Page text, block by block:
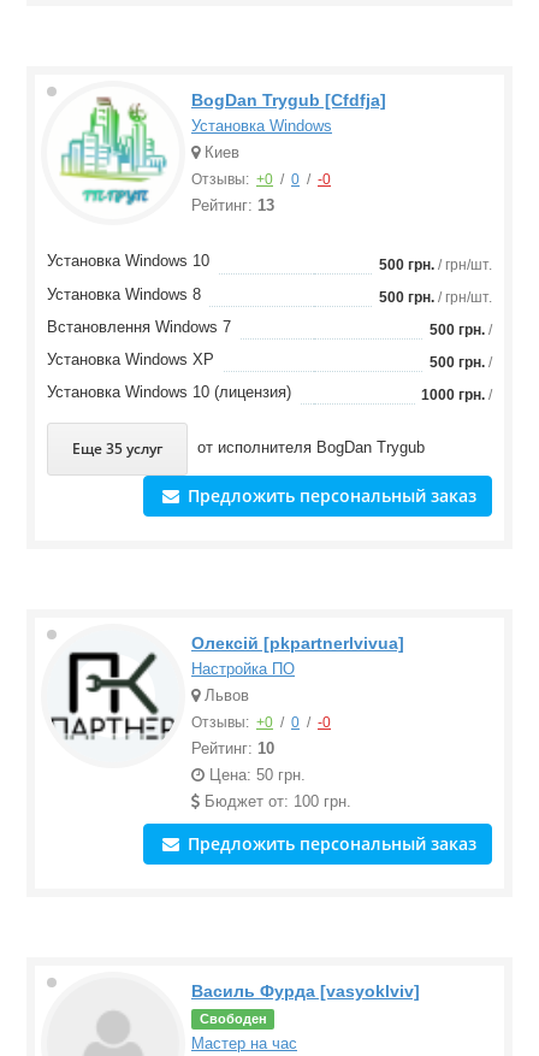
BogDan Trygub [Cfdfja]
Установка Windows
Киев
Отзывы: +0 / 0 / -0
Рейтинг: 13
Установка Windows 10 500 грн. / грн/шт.
Установка Windows 8 500 грн. / грн/шт.
Встановлення Windows 7 500 грн. /
Установка Windows XP 500 грн. /
Установка Windows 10 (лицензия) 1000 грн. /
Еще 35 услуг от исполнителя BogDan Trygub
Предложить персональный заказ
Олексій [pkpartnerlvivua]
Настройка ПО
Львов
Отзывы: +0 / 0 / -0
Рейтинг: 10
Цена: 50 грн.
Бюджет от: 100 грн.
Предложить персональный заказ
Василь Фурда [vasyoklviv]
Свободен
Мастер на час